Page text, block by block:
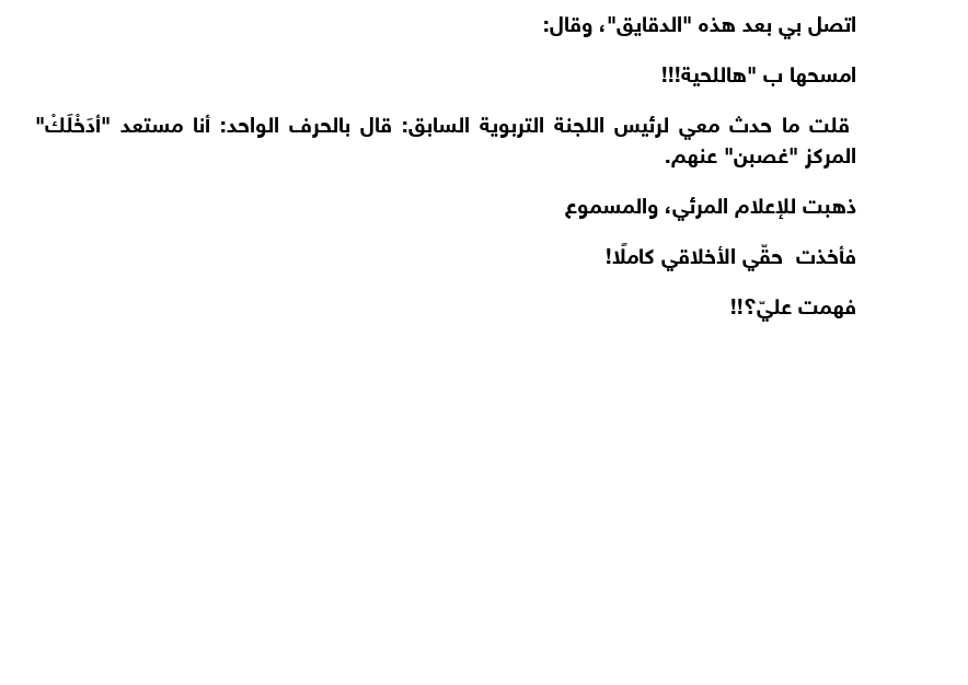
اتصل بي بعد هذه "الدقايق"، وقال:
امسحها ب "هاللحية!!!
قلت ما حدث معي لرئيس اللجنة التربوية السابق: قال بالحرف الواحد: أنا مستعد "أدَخْلَكْ"
المركز "غصبن" عنهم.
ذهبت للإعلام المرئي، والمسموع
فأخذت حقّي الأخلاقي كاملًا!
فهمت عليّ؟!!